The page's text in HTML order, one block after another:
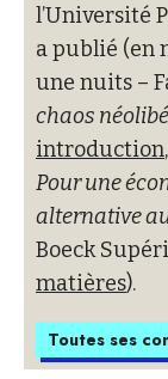
l’Université
a publié (en
une nuits –
chaos
introduction,
Pour une
alternative
Boeck
matières).
Toutes ses